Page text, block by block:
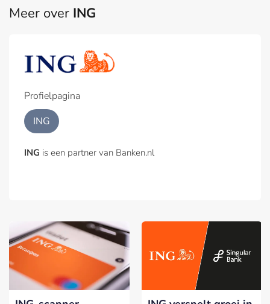
Meer over ING
Profielpagina
ING
ING is een partner van Banken.nl